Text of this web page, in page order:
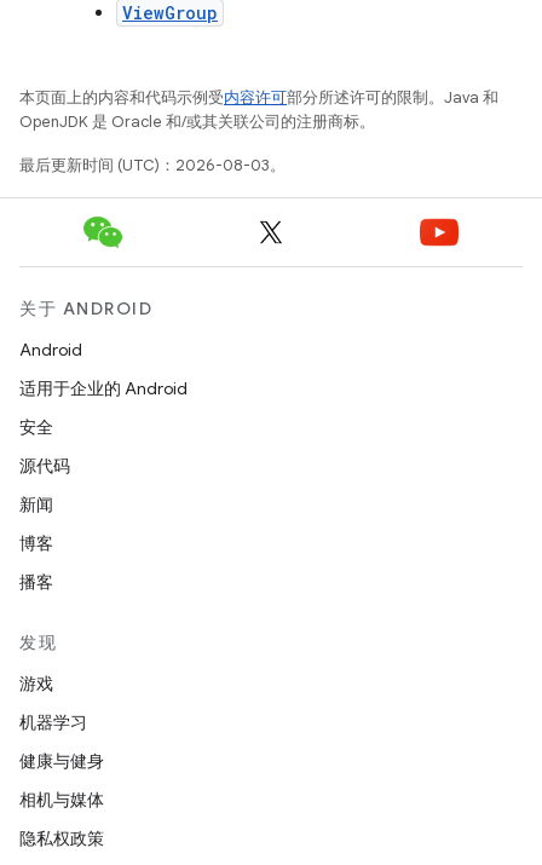
ViewGroup
本页面上的内容和代码示例受内容许可部分所述许可的限制。Java 和
OpenJDK 是 Oracle 和/或其关联公司的注册商标。
最后更新时间 (UTC)：2026-08-03。
关于 ANDROID
Android
适用于企业的 Android
安全
源代码
新闻
博客
播客
发现
游戏
机器学习
健康与健身
相机与媒体
隐私权政策